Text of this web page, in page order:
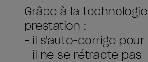
Grâce à la
prestation :
- il s'auto-corrige
- il ne se rétracte pas